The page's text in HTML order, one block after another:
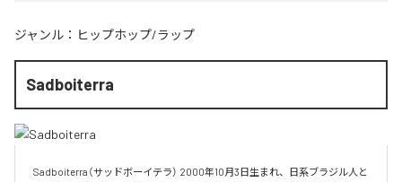
ジャンル： ヒップホップ/ラップ
Sadboiterra
Sadboiterra（サッドボーイテラ） 2000年10月3日生まれ、日系ブラジル人と